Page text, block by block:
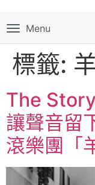
Menu
標籤:
The
讓聲音留
滾樂團「